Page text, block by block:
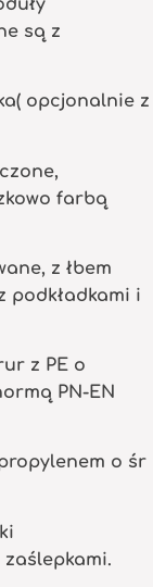
są z
opcjonalnie z
farbą
z łbem
podkładkami i
z PE o
PN-EN
o śr